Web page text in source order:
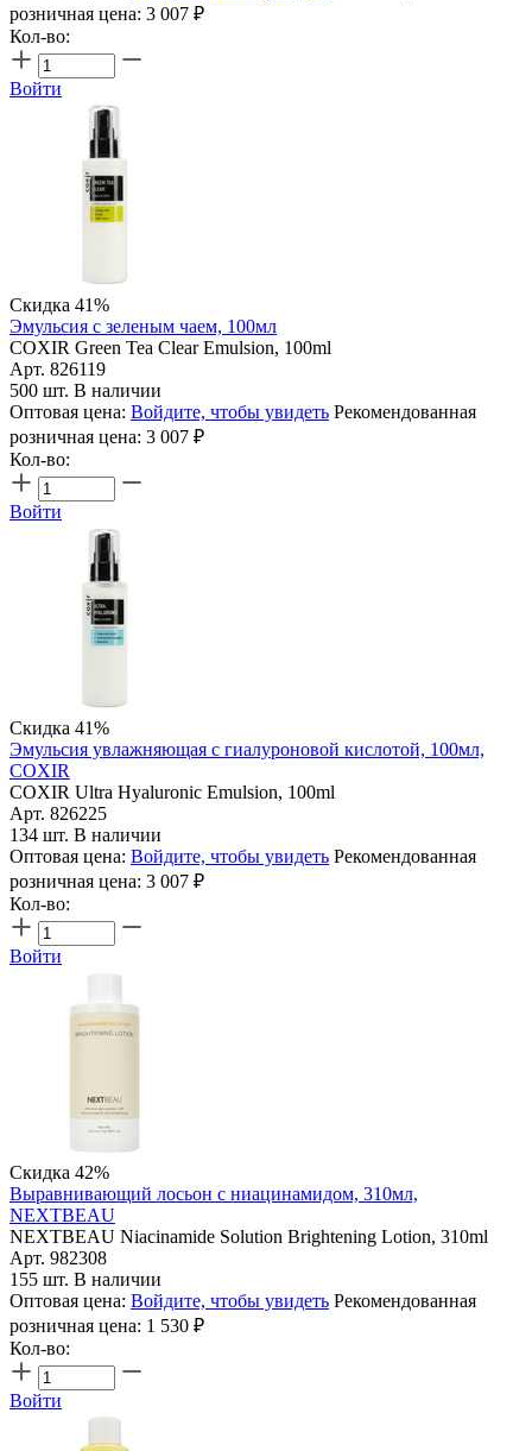
розничная цена: 3 007 ₽
Кол-во:
Войти
Скидка 41%
Эмульсия с зеленым чаем, 100мл
COXIR Green Tea Clear Emulsion, 100ml
Арт. 826119
500 шт. В наличии
Оптовая цена: Войдите, чтобы увидеть Рекомендованная
розничная цена: 3 007 ₽
Кол-во:
Войти
Скидка 41%
Эмульсия увлажняющая с гиалуроновой кислотой, 100мл,
COXIR
COXIR Ultra Hyaluronic Emulsion, 100ml
Арт. 826225
134 шт. В наличии
Оптовая цена: Войдите, чтобы увидеть Рекомендованная
розничная цена: 3 007 ₽
Кол-во:
Войти
Скидка 42%
Выравнивающий лосьон с ниацинамидом, 310мл,
NEXTBEAU
NEXTBEAU Niacinamide Solution Brightening Lotion, 310ml
Арт. 982308
155 шт. В наличии
Оптовая цена: Войдите, чтобы увидеть Рекомендованная
розничная цена: 1 530 ₽
Кол-во:
Войти